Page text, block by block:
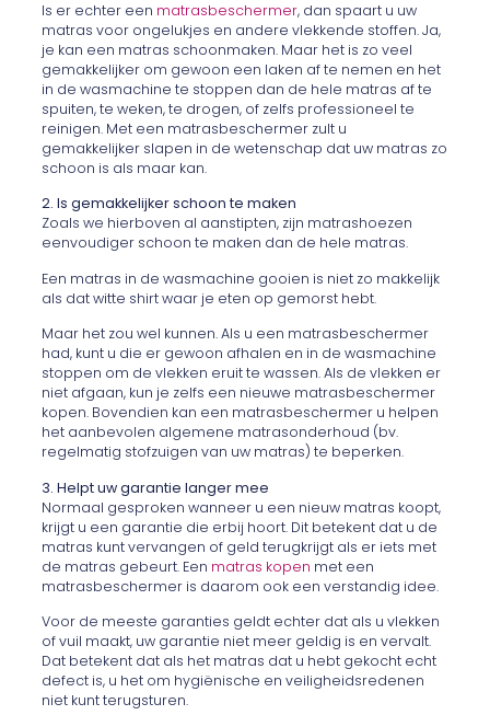
Is er echter een matrasbeschermer, dan spaart u uw
matras voor ongelukjes en andere vlekkende stoffen. Ja,
je kan een matras schoonmaken. Maar het is zo veel
gemakkelijker om gewoon een laken af te nemen en het
in de wasmachine te stoppen dan de hele matras af te
spuiten, te weken, te drogen, of zelfs professioneel te
reinigen. Met een matrasbeschermer zult u
gemakkelijker slapen in de wetenschap dat uw matras zo
schoon is als maar kan.
2. Is gemakkelijker schoon te maken
Zoals we hierboven al aanstipten, zijn matrashoezen
eenvoudiger schoon te maken dan de hele matras.
Een matras in de wasmachine gooien is niet zo makkelijk
als dat witte shirt waar je eten op gemorst hebt.
Maar het zou wel kunnen. Als u een matrasbeschermer
had, kunt u die er gewoon afhalen en in de wasmachine
stoppen om de vlekken eruit te wassen. Als de vlekken er
niet afgaan, kun je zelfs een nieuwe matrasbeschermer
kopen. Bovendien kan een matrasbeschermer u helpen
het aanbevolen algemene matrasonderhoud (bv.
regelmatig stofzuigen van uw matras) te beperken.
3. Helpt uw garantie langer mee
Normaal gesproken wanneer u een nieuw matras koopt,
krijgt u een garantie die erbij hoort. Dit betekent dat u de
matras kunt vervangen of geld terugkrijgt als er iets met
de matras gebeurt. Een matras kopen met een
matrasbeschermer is daarom ook een verstandig idee.
Voor de meeste garanties geldt echter dat als u vlekken
of vuil maakt, uw garantie niet meer geldig is en vervalt.
Dat betekent dat als het matras dat u hebt gekocht echt
defect is, u het om hygiënische en veiligheidsredenen
niet kunt terugsturen.